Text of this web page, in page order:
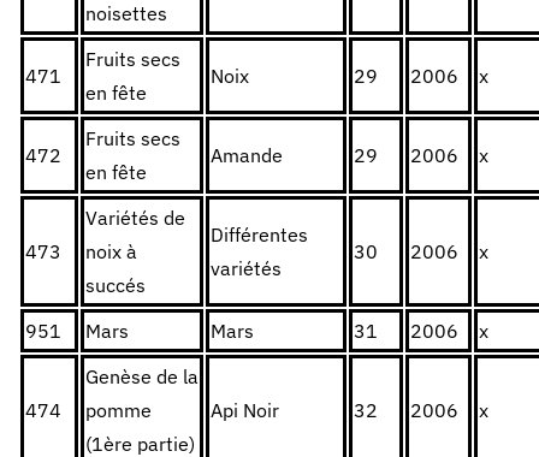
noisettes
471
Fruits secs
en fête
Noix 29 2006 x
472
Fruits secs
en fête
Amande 29 2006 x
473
Variétés de
noix à
succés
Différentes
variétés
30 2006 x
951 Mars Mars 31 2006 x
474
Genèse de la
pomme
(1ère partie)
Api Noir 32 2006 x